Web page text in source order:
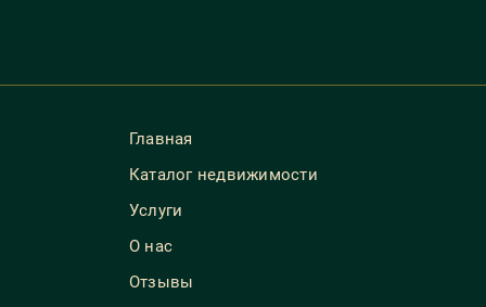
Главная
Каталог недвижимости
Услуги
О нас
Отзывы